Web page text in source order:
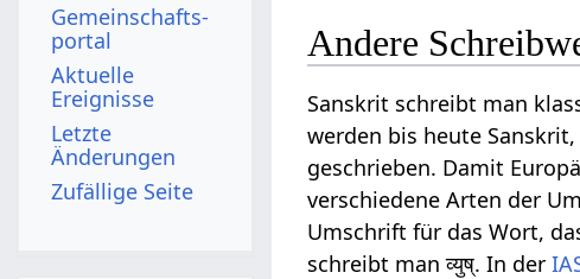
Andere
Sanskrit schreibt man
werden bis heute Sanskrit,
geschrieben. Damit
verschiedene Arten der
Umschrift für das Wort,
schreibt man व्युष्. In der
Gemeinschafts­
portal
Aktuelle
Ereignisse
Letzte
Änderungen
Zufällige Seite